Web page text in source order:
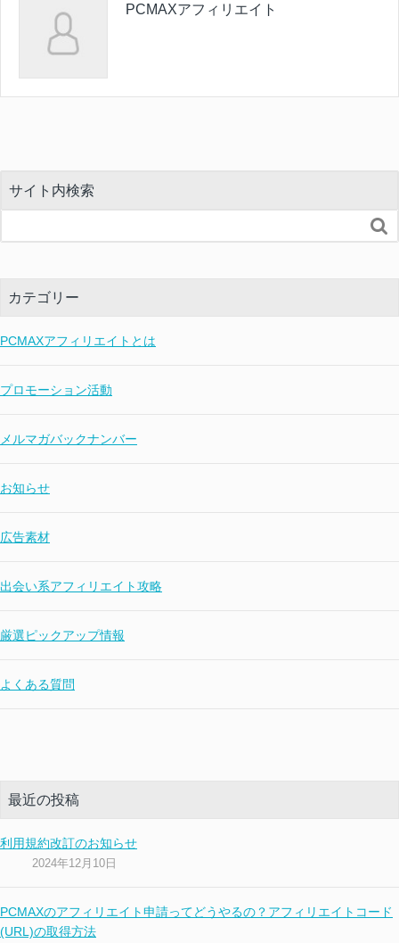
PCMAXアフィリエイト
サイト内検索

カテゴリー
PCMAXアフィリエイトとは
プロモーション活動
メルマガバックナンバー
お知らせ
広告素材
出会い系アフィリエイト攻略
厳選ピックアップ情報
よくある質問
最近の投稿
利用規約改訂のお知らせ
2024年12月10日
PCMAXのアフィリエイト申請ってどうやるの？アフィリエイトコード
(URL)の取得方法